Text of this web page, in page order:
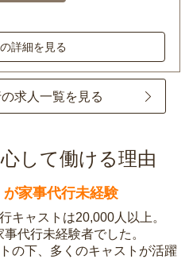
詳細を見る
求人一覧を見る
して働ける理由
家事代行未経験
キャストは20,000人以上。
代行未経験者でした。
の下、多くのキャストが活躍